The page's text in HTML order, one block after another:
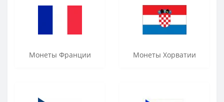
Монеты Франции Монеты Хорватии